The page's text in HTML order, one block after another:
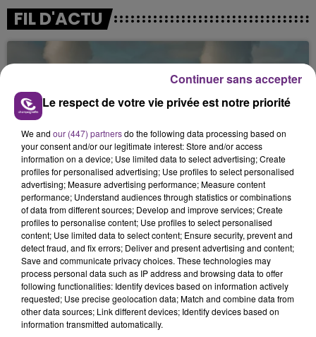
FIL D'ACTU
7 août 2026
LA CENTRALE NUCLÉAIRE DE CHOOZ
TOUJOURS À L'ARRÊT
Cela fait déjà une semaine que la centrale
nucléaire ardennaise est à l'arrêt. Une situation
justifiée par la sécheresse intense qui est toujours
présente.
Le respect de votre vie privée est notre priorité
We and our (447) partnersdo the following data processing based on
your consent and/or our legitimate interest: Store and/or access
information on a device; Use limited data to select advertising; Create
profiles for personalised advertising; Use profiles to select personalised
advertising; Measure advertising performance; Measure content
performance; Understand audiences through statistics or combinations
of data from different sources; Develop and improve services; Create
profiles to personalise content; Use profiles to select personalised
content; Use limited data to select content; Ensure security, prevent and
detect fraud, and fix errors; Deliver and present advertising and content;
Save and communicate privacy choices. These technologies may
process personal data such as IP address and browsing data to offer
following functionalities: Identify devices based on information actively
requested; Use precise geolocation data; Match and combine data from
other data sources; Link different devices; Identify devices based on
information transmitted automatically.
Continuer sans accepter